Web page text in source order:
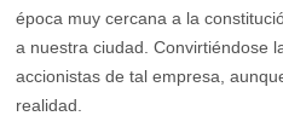
época muy cercana a la
a nuestra ciudad. Convirtiéndose
accionistas de tal empresa,
realidad.